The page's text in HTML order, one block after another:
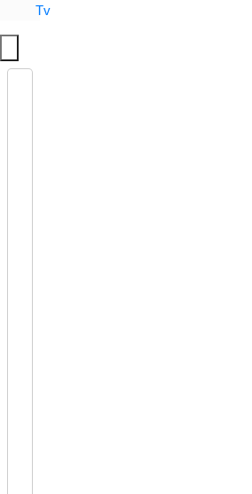
Tv